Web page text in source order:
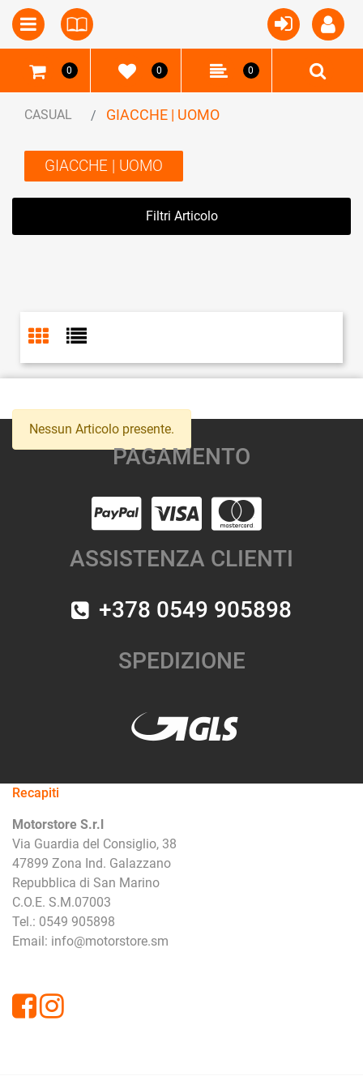
Open Open menu
0 0 0
CASUAL GIACCHE | UOMO
GIACCHE | UOMO
Filtri Articolo
Nessun Articolo presente.
PAGAMENTO
ASSISTENZA CLIENTI
+378 0549 905898
SPEDIZIONE
Recapiti
Motorstore S.r.l
Via Guardia del Consiglio, 38
47899 Zona Ind. Galazzano
Repubblica di San Marino
C.O.E. S.M.07003
Tel.: 0549 905898
Email: info@motorstore.sm
FacebookInstagram